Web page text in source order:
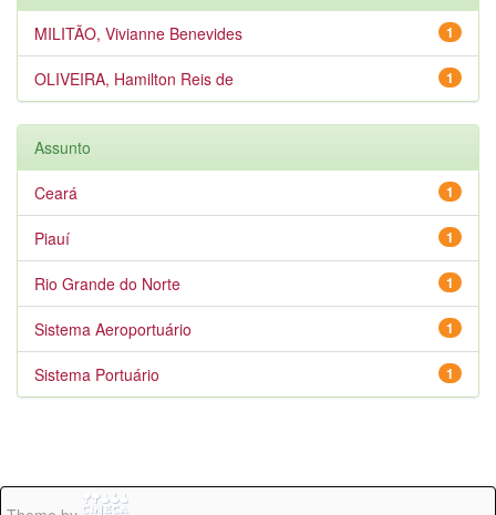
1
MILITÃO, Vivianne Benevides
1
OLIVEIRA, Hamilton Reis de
Assunto
1
Ceará
1
Piauí
1
Rio Grande do Norte
1
Sistema Aeroportuário
1
Sistema Portuário